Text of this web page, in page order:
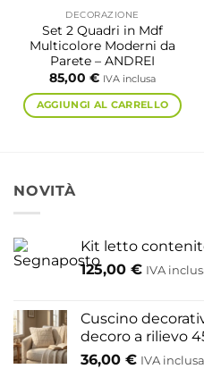
DECORAZIONE
Set 2 Quadri in Mdf
Multicolore Moderni da
Parete – ANDREI
85,00 € IVA inclusa
AGGIUNGI AL CARRELLO
NOVITÀ
Kit letto
125,00 € IVA
Cuscino
decoro a rilievo
36,00 € IVA inclusa